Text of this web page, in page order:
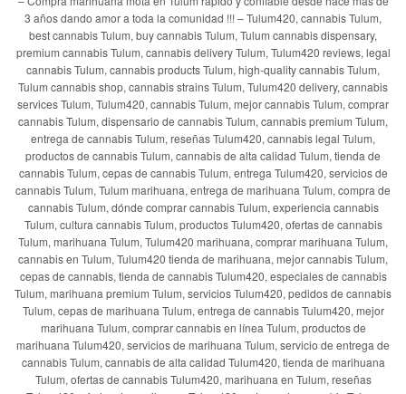
3 años dando amor a toda la comunidad !!! – Tulum420, cannabis Tulum,
best cannabis Tulum, buy cannabis Tulum, Tulum cannabis dispensary,
premium cannabis Tulum, cannabis delivery Tulum, Tulum420 reviews, legal
cannabis Tulum, cannabis products Tulum, high-quality cannabis Tulum,
Tulum cannabis shop, cannabis strains Tulum, Tulum420 delivery, cannabis
services Tulum, Tulum420, cannabis Tulum, mejor cannabis Tulum, comprar
cannabis Tulum, dispensario de cannabis Tulum, cannabis premium Tulum,
entrega de cannabis Tulum, reseñas Tulum420, cannabis legal Tulum,
productos de cannabis Tulum, cannabis de alta calidad Tulum, tienda de
cannabis Tulum, cepas de cannabis Tulum, entrega Tulum420, servicios de
cannabis Tulum, Tulum marihuana, entrega de marihuana Tulum, compra de
cannabis Tulum, dónde comprar cannabis Tulum, experiencia cannabis
Tulum, cultura cannabis Tulum, productos Tulum420, ofertas de cannabis
Tulum, marihuana Tulum, Tulum420 marihuana, comprar marihuana Tulum,
cannabis en Tulum, Tulum420 tienda de marihuana, mejor cannabis Tulum,
cepas de cannabis, tienda de cannabis Tulum420, especiales de cannabis
Tulum, marihuana premium Tulum, servicios Tulum420, pedidos de cannabis
Tulum, cepas de marihuana Tulum, entrega de cannabis Tulum420, mejor
marihuana Tulum, comprar cannabis en línea Tulum, productos de
marihuana Tulum420, servicios de marihuana Tulum, servicio de entrega de
cannabis Tulum, cannabis de alta calidad Tulum420, tienda de marihuana
Tulum, ofertas de cannabis Tulum420, marihuana en Tulum, reseñas